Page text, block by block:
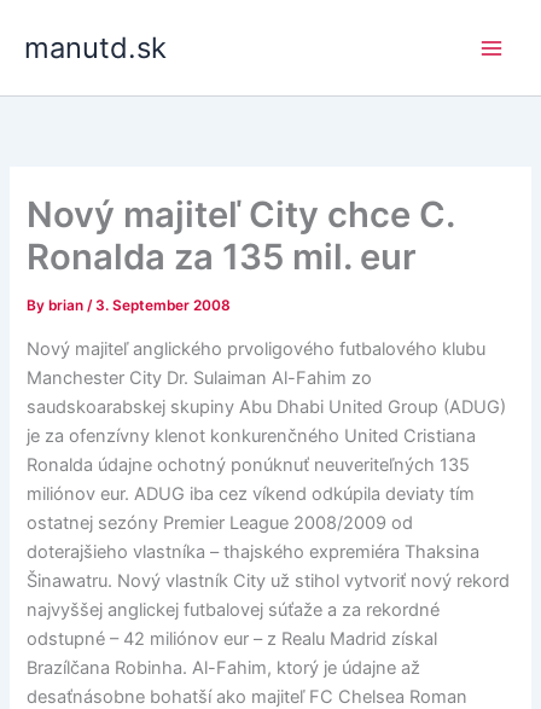
manutd.sk
Nový majiteľ City chce C.
Ronalda za 135 mil. eur
By brian/3. September 2008
Nový majiteľ anglického prvoligového futbalového klubu
Manchester City Dr. Sulaiman Al-Fahim zo
saudskoarabskej skupiny Abu Dhabi United Group (ADUG)
je za ofenzívny klenot konkurenčného United Cristiana
Ronalda údajne ochotný ponúknuť neuveriteľných 135
miliónov eur. ADUG iba cez víkend odkúpila deviaty tím
ostatnej sezóny Premier League 2008/2009 od
doterajšieho vlastníka – thajského expremiéra Thaksina
Šinawatru. Nový vlastník City už stihol vytvoriť nový rekord
najvyššej anglickej futbalovej súťaže a za rekordné
odstupné – 42 miliónov eur – z Realu Madrid získal
Brazílčana Robinha. Al-Fahim, ktorý je údajne až
desaťnásobne bohatší ako majiteľ FC Chelsea Roman